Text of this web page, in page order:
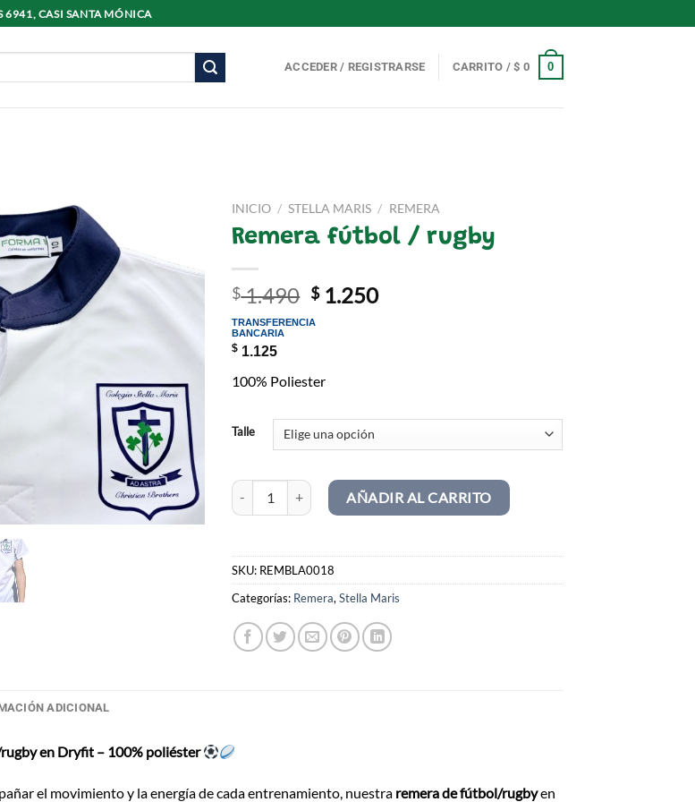
6941, CASI SANTA MÓNICA
ACCEDER / REGISTRARSE CARRITO /$ 0 0
INICIO / STELLA MARIS / REMERA
Remera fútbol / rugby
$1.490 El
precio
$ 1.490.
$1.250El
TRANSFERENCIA
BANCARIA
$ 1.125
100% Poliester
Talle
Remera fútbol / rugby cantidadAÑADIR AL CARRITO
SKU: REMBLA0018
Categorías: Remera,Stella Maris
ADICIONAL
en Dryfit – 100% poliéster
el movimiento y la energía de cada entrenamiento, nuestra remera de fútbol/rugbyen